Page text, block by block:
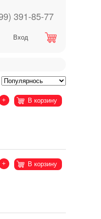
391-85-77
Вход
+ В корзину
+ В корзину